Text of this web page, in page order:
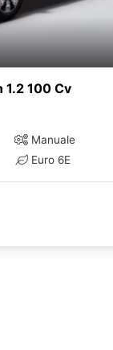
1.2 100 Cv
Manuale
Euro 6E